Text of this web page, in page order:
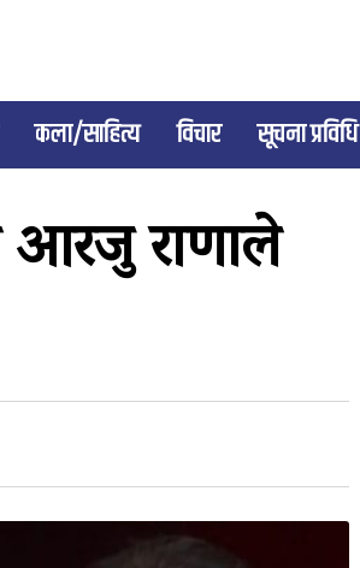
कला/साहित्य विचार सूचना प्रविधि
राणाले